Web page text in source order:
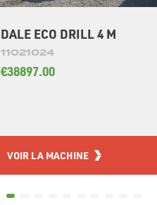
DALE ECO DRILL 4 M
11021024
€38897.00
VOIR LA MACHINE